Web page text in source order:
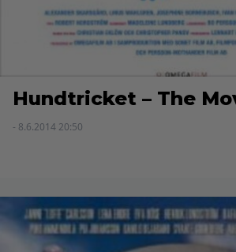
Hundtricket – The
- 8.6.2014 20:50